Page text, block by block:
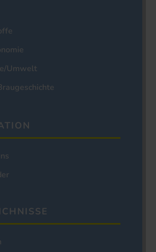
Umwelt